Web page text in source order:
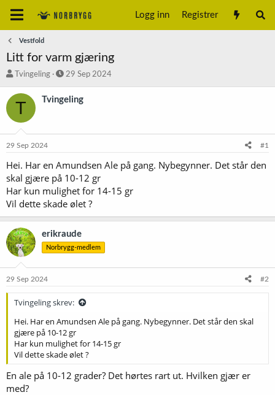
Logg inn Registrer
Vestfold
Litt for varm gjæring
T
å
t
r
Tvingeling
S
a
o
29 Sep 2024
T Tvingeling
29 Sep 2024 #1
Hei. Har en Amundsen Ale på gang. Nybegynner. Det står den
skal gjære på 10-12 gr
Har kun mulighet for 14-15 gr
Vil dette skade ølet ?
erikraude
Norbrygg-medlem
29 Sep 2024 #2
Tvingeling skrev:
Hei. Har en Amundsen Ale på gang. Nybegynner. Det står den skal
gjære på 10-12 gr
Har kun mulighet for 14-15 gr
Vil dette skade ølet ?
En ale på 10-12 grader? Det hørtes rart ut. Hvilken gjær er
med?